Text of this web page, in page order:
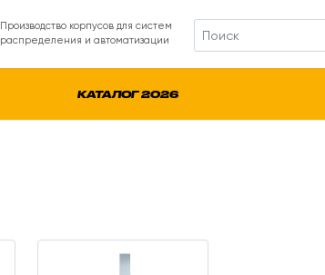
Производство корпусов для систем
распределения и автоматизации
КАТАЛОГ 2026